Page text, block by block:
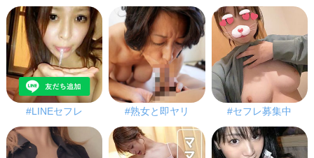
#LINEセフレ #熟女と即ヤリ #セフレ募集中